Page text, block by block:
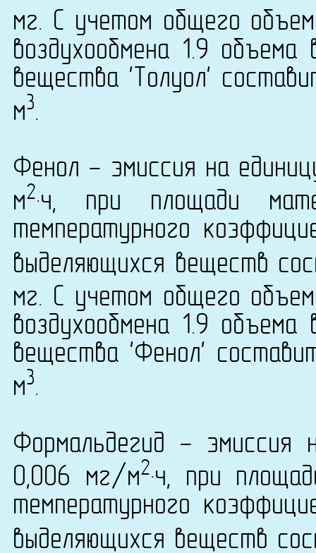
мг. С учетом общего
воздухообмена 1.9
вещества 'Толуол'
м3.
Фенол - эмиссия на
м2·ч, при площади
температурного
выделяющихся веществ
мг. С учетом общего
воздухообмена 1.9
вещества 'Фенол'
м3.
Формальдегид - эмиссия
0,006 мг/м2·ч, при
температурного
выделяющихся веществ